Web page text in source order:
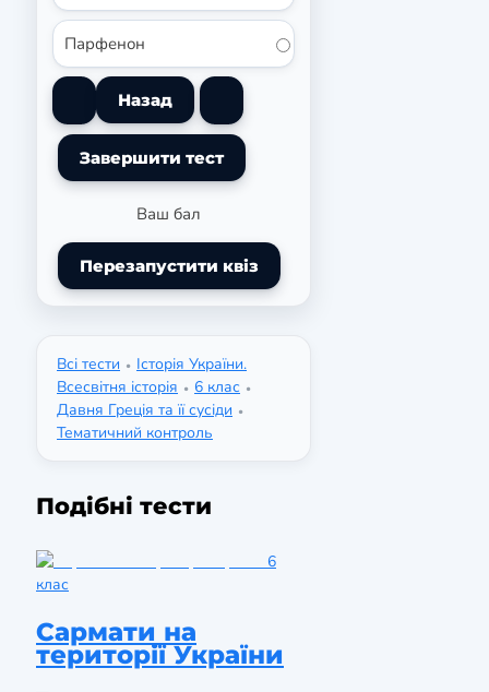
Парфенон
Ваш бал
Перезапустити квіз
Всі тести • Історія України.
Всесвітня історія • 6 клас •
Давня Греція та її сусіди •
Тематичний контроль
Подібні тести
6
клас
Сармати на
території України